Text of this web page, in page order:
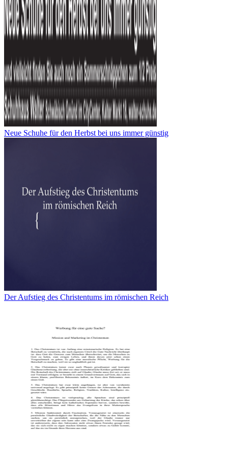
Neue Schuhe für den Herbst bei uns immer günstig
Der Aufstieg des Christentums im römischen Reich